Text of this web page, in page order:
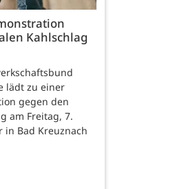
Kahlschlag
lädt zu einer
gegen den
am Freitag, 7.
in Bad Kreuznach